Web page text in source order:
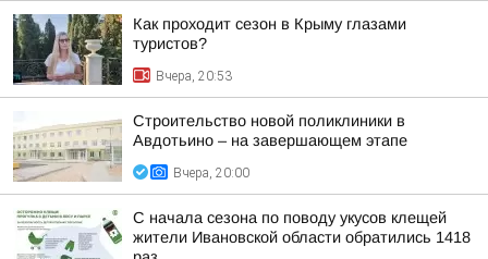
Как проходит сезон в Крыму глазами
туристов?
Вчера, 20:53
Строительство новой поликлиники в
Авдотьино – на завершающем этапе
Вчера, 20:00
С начала сезона по поводу укусов клещей
жители Ивановской области обратились 1418